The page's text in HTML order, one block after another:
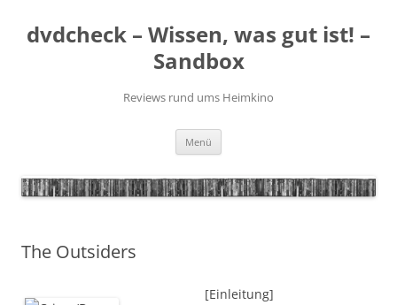
springen
dvdcheck – Wissen, was gut ist! –
Sandbox
Reviews rund ums Heimkino
Menü
The Outsiders
[Einleitung]